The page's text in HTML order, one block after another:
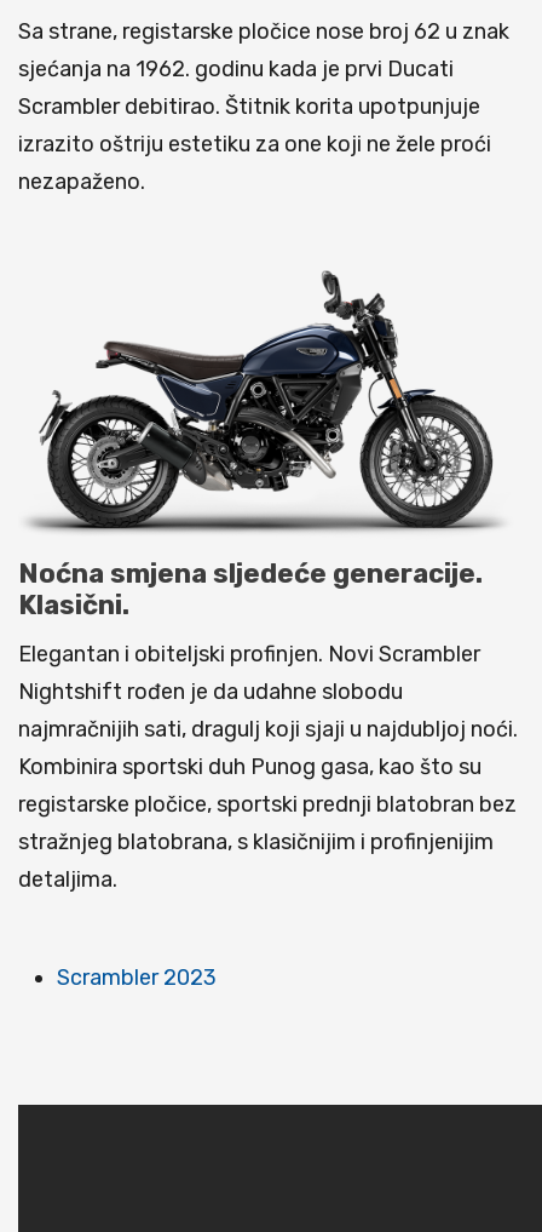
Sa strane, registarske pločice nose broj 62 u znak
sjećanja na 1962. godinu kada je prvi Ducati
Scrambler debitirao. Štitnik korita upotpunjuje
izrazito oštriju estetiku za one koji ne žele proći
nezapaženo.
Noćna smjena sljedeće generacije.
Klasični.
Elegantan i obiteljski profinjen. Novi Scrambler
Nightshift rođen je da udahne slobodu
najmračnijih sati, dragulj koji sjaji u najdubljoj noći.
Kombinira sportski duh Punog gasa, kao što su
registarske pločice, sportski prednji blatobran bez
stražnjeg blatobrana, s klasičnijim i profinjenijim
detaljima.
Scrambler 2023